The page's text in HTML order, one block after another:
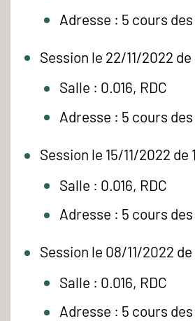
Adresse : 5 cours
Session le 22/11/2022 de
Salle : 0.016, RDC
Adresse : 5 cours
Session le 15/11/2022 de
Salle : 0.016, RDC
Adresse : 5 cours
Session le 08/11/2022 de
Salle : 0.016, RDC
Adresse : 5 cours